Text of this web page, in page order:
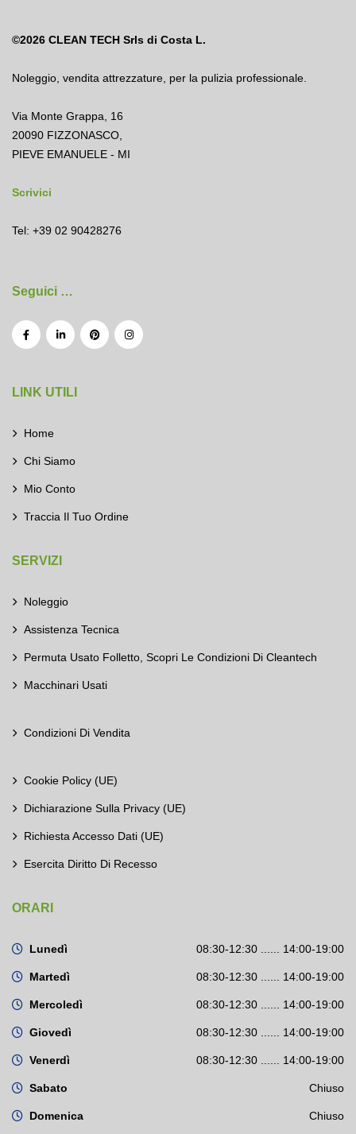
©2026 CLEAN TECH Srls di Costa L.
Noleggio vendita attrezzature per la pulizia professionale.
Via Monte Grappa, 16
20090 FIZZONASCO,
PIEVE EMANUELE - MI
Scrivici
Tel: +39 02 90428276
Seguici …
LINK UTILI
Home
Chi Siamo
Mio Conto
Traccia Il Tuo Ordine
SERVIZI
Noleggio
Assistenza Tecnica
Permuta Usato Folletto, Scopri Le Condizioni Di Cleantech
Macchinari Usati
Condizioni Di Vendita
Cookie Policy (UE)
Dichiarazione Sulla Privacy (UE)
Richiesta Accesso Dati (UE)
Esercita Diritto Di Recesso
ORARI
Lunedì 08:30-12:30 ...... 14:00-19:00
Martedì 08:30-12:30 ...... 14:00-19:00
Mercoledì 08:30-12:30 ...... 14:00-19:00
Giovedì 08:30-12:30 ...... 14:00-19:00
Venerdì 08:30-12:30 ...... 14:00-19:00
Sabato Chiuso
Domenica Chiuso